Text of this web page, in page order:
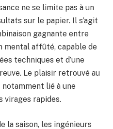
ne se limite pas à un
sur le papier. Il s’agit
gagnante entre
mental affûté, capable de
techniques et d’une
Le plaisir retrouvé au
lié à une
virages rapides.
la saison, les ingénieurs